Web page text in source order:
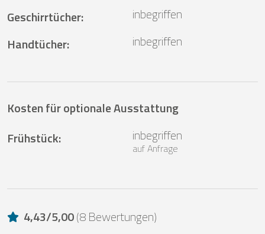
Geschirrtücher:
inbegriffen
Handtücher: inbegriffen
Kosten für optionale Ausstattung
Frühstück: inbegriffen
auf Anfrage
4,43/5,00(8 Bewertungen)